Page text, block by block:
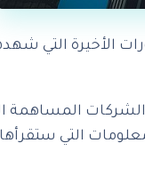
التي
المساهمة
التي